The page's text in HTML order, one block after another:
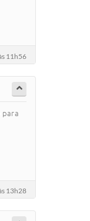
11h56
para
13h28